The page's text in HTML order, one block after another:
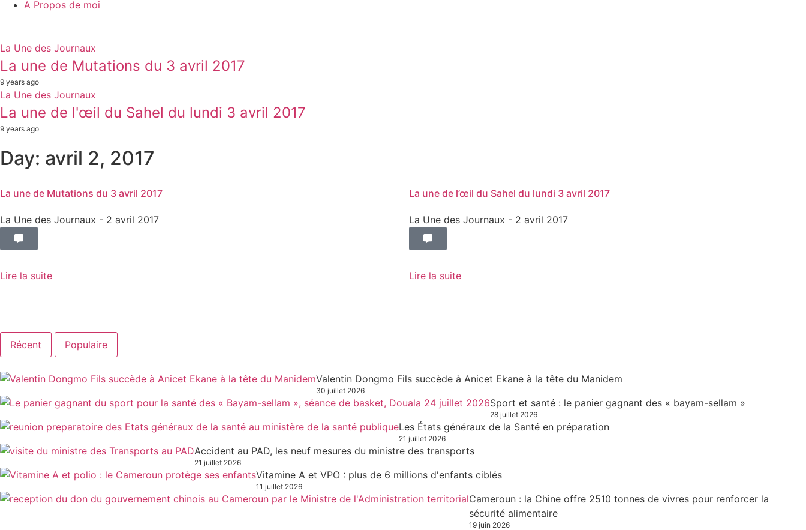
A Propos de moi
La Une des Journaux
La une de Mutations du 3 avril 2017
9 years ago
La Une des Journaux
La une de l'œil du Sahel du lundi 3 avril 2017
9 years ago
Day: avril 2, 2017
La une de Mutations du 3 avril 2017
La Une des Journaux - 2 avril 2017
Lire la suite
La une de l’œil du Sahel du lundi 3 avril 2017
La Une des Journaux - 2 avril 2017
Lire la suite
Récent Populaire
Valentin Dongmo Fils succède à Anicet Ekane à la tête du Manidem
30 juillet 2026
Sport et santé : le panier gagnant des « bayam-sellam »
28 juillet 2026
Les États généraux de la Santé en préparation
21 juillet 2026
Accident au PAD, les neuf mesures du ministre des transports
21 juillet 2026
Vitamine A et VPO : plus de 6 millions d'enfants ciblés
11 juillet 2026
Cameroun : la Chine offre 2510 tonnes de vivres pour renforcer la
sécurité alimentaire
19 juin 2026